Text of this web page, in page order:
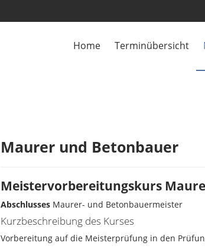
Home Terminübersicht
Maurer und Betonbauer
Meistervorbereitungskurs
Abschlusses Maurer- und Betonbauermeister
Kurzbeschreibung des Kurses
Vorbereitung auf die Meisterprüfung in den